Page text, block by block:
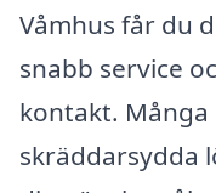
Våmhus får du
snabb service
kontakt.
skräddarsydda